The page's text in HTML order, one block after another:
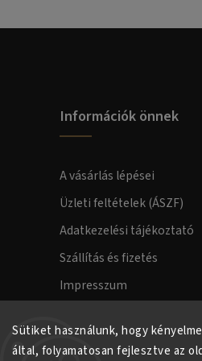
Sütiket használunk, hogy
által, folyamatosan fejlesztve az
Információk önnek
A vásárlás lépései
Üzleti feltételek (ÁSZF)
Adatkezelési tájékoztató
Szállítás és fizetés
Impresszum